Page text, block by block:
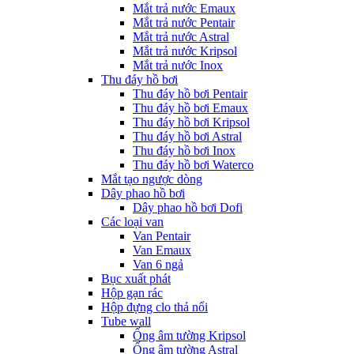
Mắt trả nước Emaux
Mắt trả nước Pentair
Mắt trả nước Astral
Mắt trả nước Kripsol
Mắt trả nước Inox
Thu đáy hồ bơi
Thu đáy hồ bơi Pentair
Thu đáy hồ bơi Emaux
Thu đáy hồ bơi Kripsol
Thu đáy hồ bơi Astral
Thu đáy hồ bơi Inox
Thu đáy hồ bơi Waterco
Mắt tạo ngược dòng
Dây phao hồ bơi
Dây phao hồ bơi Dofi
Các loại van
Van Pentair
Van Emaux
Van 6 ngả
Bục xuất phát
Hộp gạn rác
Hộp đựng clo thả nổi
Tube wall
Ống âm tường Kripsol
Ống âm tường Astral